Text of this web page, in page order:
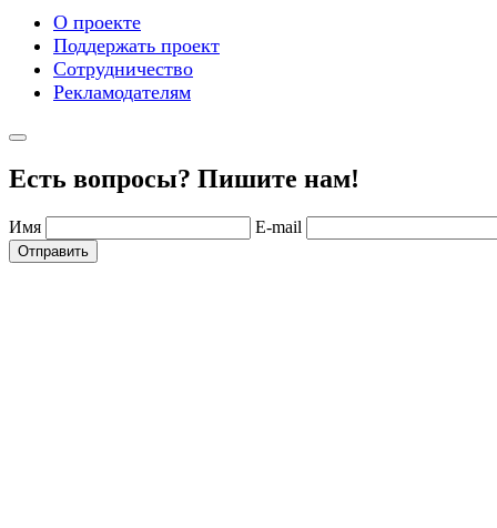
О проекте
Поддержать проект
Сотрудничество
Рекламодателям
Есть вопросы? Пишите нам!
Имя E-mail